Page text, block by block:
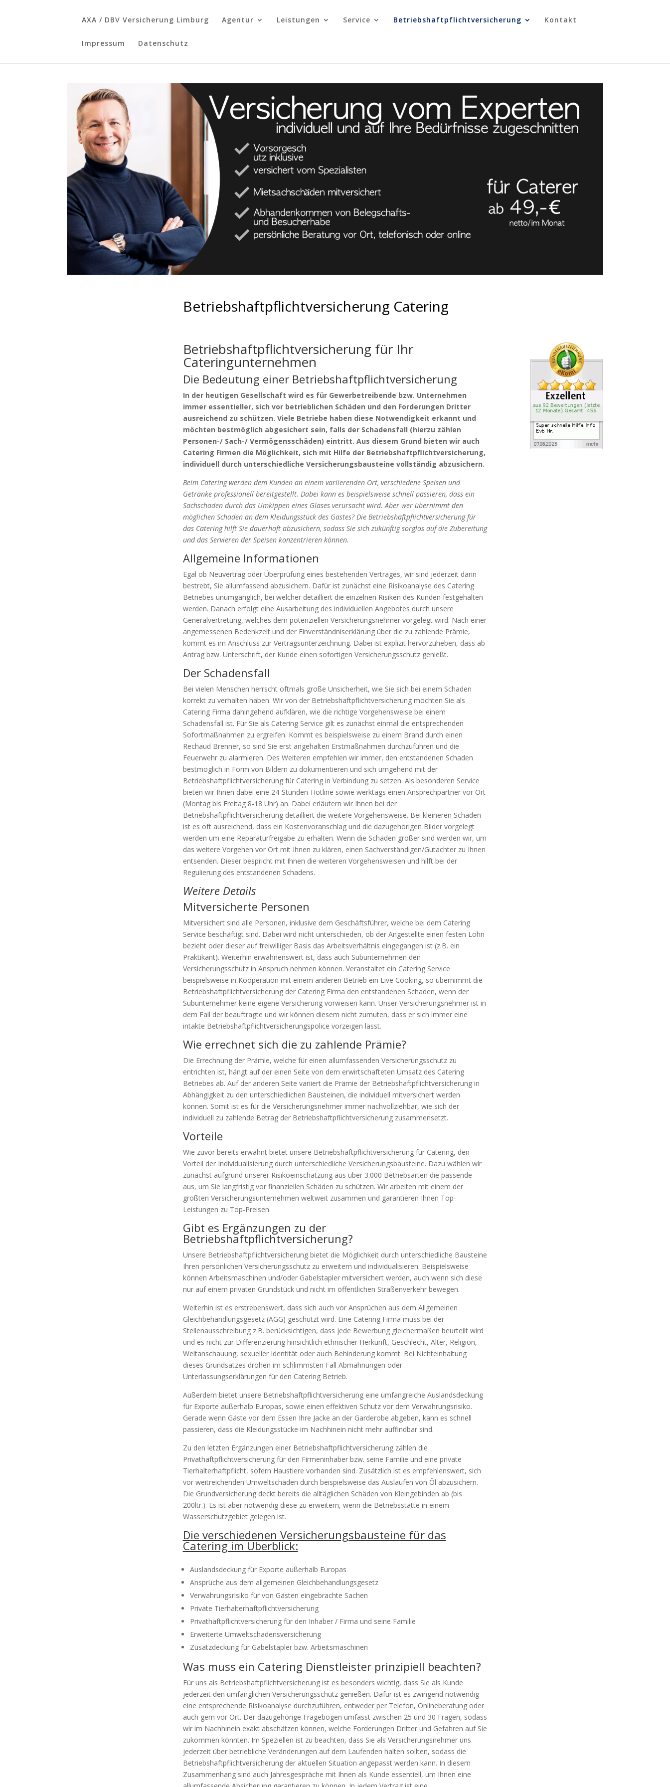
AXA / DBV Versicherung Limburg Agentur Leistungen Service Betriebshaftpflichtversicherung Kontakt
Impressum Datenschutz
Betriebshaftpflichtversicherung Catering
Betriebshaftpflichtversicherung für Ihr
Cateringunternehmen
Die Bedeutung einer Betriebshaftpflichtversicherung
In der heutigen Gesellschaft wird es für Gewerbetreibende bzw. Unternehmen
immer essentieller, sich vor betrieblichen Schäden und den Forderungen Dritter
ausreichend zu schützen. Viele Betriebe haben diese Notwendigkeit erkannt und
möchten bestmöglich abgesichert sein, falls der Schadensfall (hierzu zählen
Personen-/ Sach-/ Vermögensschäden) eintritt. Aus diesem Grund bieten wir auch
Catering Firmen die Möglichkeit, sich mit Hilfe der Betriebshaftpflichtversicherung,
individuell durch unterschiedliche Versicherungsbausteine vollständig abzusichern.
Beim Catering werden dem Kunden an einem variierenden Ort, verschiedene Speisen und
Getränke professionell bereitgestellt. Dabei kann es beispielsweise schnell passieren, dass ein
Sachschaden durch das Umkippen eines Glases verursacht wird. Aber wer übernimmt den
möglichen Schaden an dem Kleidungsstück des Gastes? Die Betriebshaftpflichtversicherung für
das Catering hilft Sie dauerhaft abzusichern, sodass Sie sich zukünftig sorglos auf die Zubereitung
und das Servieren der Speisen konzentrieren können.
Allgemeine Informationen
Egal ob Neuvertrag oder Überprüfung eines bestehenden Vertrages, wir sind jederzeit darin
bestrebt, Sie allumfassend abzusichern. Dafür ist zunächst eine Risikoanalyse des Catering
Betriebes unumgänglich, bei welcher detailliert die einzelnen Risiken des Kunden festgehalten
werden. Danach erfolgt eine Ausarbeitung des individuellen Angebotes durch unsere
Generalvertretung, welches dem potenziellen Versicherungsnehmer vorgelegt wird. Nach einer
angemessenen Bedenkzeit und der Einverständniserklärung über die zu zahlende Prämie,
kommt es im Anschluss zur Vertragsunterzeichnung. Dabei ist explizit hervorzuheben, dass ab
Antrag bzw. Unterschrift, der Kunde einen sofortigen Versicherungsschutz genießt.
Der Schadensfall
Bei vielen Menschen herrscht oftmals große Unsicherheit, wie Sie sich bei einem Schaden
korrekt zu verhalten haben. Wir von der Betriebshaftpflichtversicherung möchten Sie als
Catering Firma dahingehend aufklären, wie die richtige Vorgehensweise bei einem
Schadensfall ist. Für Sie als Catering Service gilt es zunächst einmal die entsprechenden
Sofortmaßnahmen zu ergreifen. Kommt es beispielsweise zu einem Brand durch einen
Rechaud Brenner, so sind Sie erst angehalten Erstmaßnahmen durchzuführen und die
Feuerwehr zu alarmieren. Des Weiteren empfehlen wir immer, den entstandenen Schaden
bestmöglich in Form von Bildern zu dokumentieren und sich umgehend mit der
Betriebshaftpflichtversicherung für Catering in Verbindung zu setzen. Als besonderen Service
bieten wir Ihnen dabei eine 24-Stunden-Hotline sowie werktags einen Ansprechpartner vor Ort
(Montag bis Freitag 8-18 Uhr) an. Dabei erläutern wir Ihnen bei der
Betriebshaftpflichtversicherung detailliert die weitere Vorgehensweise. Bei kleineren Schäden
ist es oft ausreichend, dass ein Kostenvoranschlag und die dazugehörigen Bilder vorgelegt
werden um eine Reparaturfreigabe zu erhalten. Wenn die Schäden größer sind werden wir, um
das weitere Vorgehen vor Ort mit Ihnen zu klären, einen Sachverständigen/Gutachter zu Ihnen
entsenden. Dieser bespricht mit Ihnen die weiteren Vorgehensweisen und hilft bei der
Regulierung des entstandenen Schadens.
Weitere Details
Mitversicherte Personen
Mitversichert sind alle Personen, inklusive dem Geschäftsführer, welche bei dem Catering
Service beschäftigt sind. Dabei wird nicht unterschieden, ob der Angestellte einen festen Lohn
bezieht oder dieser auf freiwilliger Basis das Arbeitsverhältnis eingegangen ist (z.B. ein
Praktikant). Weiterhin erwähnenswert ist, dass auch Subunternehmen den
Versicherungsschutz in Anspruch nehmen können. Veranstaltet ein Catering Service
beispielsweise in Kooperation mit einem anderen Betrieb ein Live Cooking, so übernimmt die
Betriebshaftpflichtversicherung der Catering Firma den entstandenen Schaden, wenn der
Subunternehmer keine eigene Versicherung vorweisen kann. Unser Versicherungsnehmer ist in
dem Fall der beauftragte und wir können diesem nicht zumuten, dass er sich immer eine
intakte Betriebshaftpflichtversicherungspolice vorzeigen lässt.
Wie errechnet sich die zu zahlende Prämie?
Die Errechnung der Prämie, welche für einen allumfassenden Versicherungsschutz zu
entrichten ist, hängt auf der einen Seite von dem erwirtschafteten Umsatz des Catering
Betriebes ab. Auf der anderen Seite variiert die Prämie der Betriebshaftpflichtversicherung in
Abhängigkeit zu den unterschiedlichen Bausteinen, die individuell mitversichert werden
können. Somit ist es für die Versicherungsnehmer immer nachvollziehbar, wie sich der
individuell zu zahlende Betrag der Betriebshaftpflichtversicherung zusammensetzt.
Vorteile
Wie zuvor bereits erwähnt bietet unsere Betriebshaftpflichtversicherung für Catering, den
Vorteil der Individualisierung durch unterschiedliche Versicherungsbausteine. Dazu wählen wir
zunächst aufgrund unserer Risikoeinschätzung aus über 3.000 Betriebsarten die passende
aus, um Sie langfristig vor finanziellen Schäden zu schützen. Wir arbeiten mit einem der
größten Versicherungsunternehmen weltweit zusammen und garantieren Ihnen Top-
Leistungen zu Top-Preisen.
Gibt es Ergänzungen zu der
Betriebshaftpflichtversicherung?
Unsere Betriebshaftpflichtversicherung bietet die Möglichkeit durch unterschiedliche Bausteine
Ihren persönlichen Versicherungsschutz zu erweitern und individualisieren. Beispielsweise
können Arbeitsmaschinen und/oder Gabelstapler mitversichert werden, auch wenn sich diese
nur auf einem privaten Grundstück und nicht im öffentlichen Straßenverkehr bewegen.
Weiterhin ist es erstrebenswert, dass sich auch vor Ansprüchen aus dem Allgemeinen
Gleichbehandlungsgesetz (AGG) geschützt wird. Eine Catering Firma muss bei der
Stellenausschreibung z.B. berücksichtigen, dass jede Bewerbung gleichermaßen beurteilt wird
und es nicht zur Differenzierung hinsichtlich ethnischer Herkunft, Geschlecht, Alter, Religion,
Weltanschauung, sexueller Identität oder auch Behinderung kommt. Bei Nichteinhaltung
dieses Grundsatzes drohen im schlimmsten Fall Abmahnungen oder
Unterlassungserklärungen für den Catering Betrieb.
Außerdem bietet unsere Betriebshaftpflichtversicherung eine umfangreiche Auslandsdeckung
für Exporte außerhalb Europas, sowie einen effektiven Schutz vor dem Verwahrungsrisiko.
Gerade wenn Gäste vor dem Essen Ihre Jacke an der Garderobe abgeben, kann es schnell
passieren, dass die Kleidungsstücke im Nachhinein nicht mehr auffindbar sind.
Zu den letzten Ergänzungen einer Betriebshaftpflichtversicherung zählen die
Privathaftpflichtversicherung für den Firmeninhaber bzw. seine Familie und eine private
Tierhalterhaftpflicht, sofern Haustiere vorhanden sind. Zusätzlich ist es empfehlenswert, sich
vor weitreichenden Umweltschäden durch beispielsweise das Auslaufen von Öl abzusichern.
Die Grundversicherung deckt bereits die alltäglichen Schäden von Kleingebinden ab (bis
200ltr.). Es ist aber notwendig diese zu erweitern, wenn die Betriebsstätte in einem
Wasserschutzgebiet gelegen ist.
Die verschiedenen Versicherungsbausteine für das
Catering im Überblick:
Auslandsdeckung für Exporte außerhalb Europas
Ansprüche aus dem allgemeinen Gleichbehandlungsgesetz
Verwahrungsrisiko für von Gästen eingebrachte Sachen
Private Tierhalterhaftpflichtversicherung
Privathaftpflichtversicherung für den Inhaber / Firma und seine Familie
Erweiterte Umweltschadensversicherung
Zusatzdeckung für Gabelstapler bzw. Arbeitsmaschinen
Was muss ein Catering Dienstleister prinzipiell beachten?
Für uns als Betriebshaftpflichtversicherung ist es besonders wichtig, dass Sie als Kunde
jederzeit den umfänglichen Versicherungsschutz genießen. Dafür ist es zwingend notwendig
eine entsprechende Risikoanalyse durchzuführen, entweder per Telefon, Onlineberatung oder
auch gern vor Ort. Der dazugehörige Fragebogen umfasst zwischen 25 und 30 Fragen, sodass
wir im Nachhinein exakt abschätzen können, welche Forderungen Dritter und Gefahren auf Sie
zukommen könnten. Im Speziellen ist zu beachten, dass Sie als Versicherungsnehmer uns
jederzeit über betriebliche Veränderungen auf dem Laufenden halten sollten, sodass die
Betriebshaftpflichtversicherung der aktuellen Situation angepasst werden kann. In diesem
Zusammenhang sind auch Jahresgespräche mit Ihnen als Kunde essentiell, um Ihnen eine